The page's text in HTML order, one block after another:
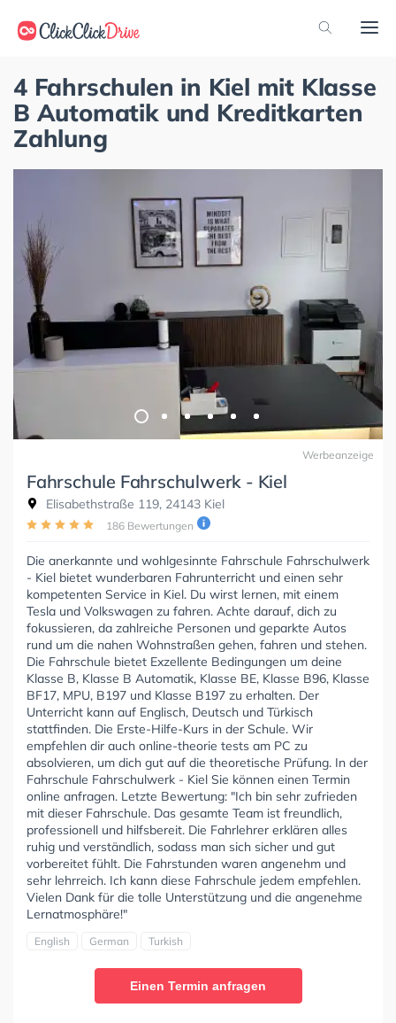
4 Fahrschulen in Kiel mit Klasse
B Automatik und Kreditkarten
Zahlung
Werbeanzeige
Fahrschule Fahrschulwerk - Kiel
Elisabethstraße 119, 24143 Kiel
186 Bewertungen
Die anerkannte und wohlgesinnte Fahrschule Fahrschulwerk
- Kiel bietet wunderbaren Fahrunterricht und einen sehr
kompetenten Service in Kiel. Du wirst lernen, mit einem
Tesla und Volkswagen zu fahren. Achte darauf, dich zu
fokussieren, da zahlreiche Personen und geparkte Autos
rund um die nahen Wohnstraßen gehen, fahren und stehen.
Die Fahrschule bietet Exzellente Bedingungen um deine
Klasse B, Klasse B Automatik, Klasse BE, Klasse B96, Klasse
BF17, MPU, B197 und Klasse B197 zu erhalten. Der
Unterricht kann auf Englisch, Deutsch und Türkisch
stattfinden. Die Erste-Hilfe-Kurs in der Schule. Wir
empfehlen dir auch online-theorie tests am PC zu
absolvieren, um dich gut auf die theoretische Prüfung. In der
Fahrschule Fahrschulwerk - Kiel Sie können einen Termin
online anfragen. Letzte Bewertung: "Ich bin sehr zufrieden
mit dieser Fahrschule. Das gesamte Team ist freundlich,
professionell und hilfsbereit. Die Fahrlehrer erklären alles
ruhig und verständlich, sodass man sich sicher und gut
vorbereitet fühlt. Die Fahrstunden waren angenehm und
sehr lehrreich. Ich kann diese Fahrschule jedem empfehlen.
Vielen Dank für die tolle Unterstützung und die angenehme
Lernatmosphäre!"
English German Turkish
Einen Termin anfragen